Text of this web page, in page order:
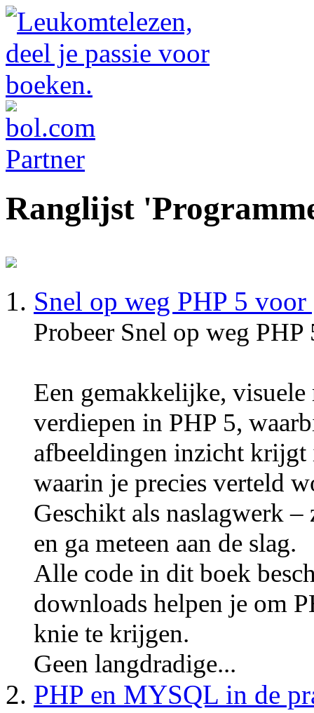
Ranglijst
Snel op weg PHP 5
Probeer Snel op weg
Een gemakkelijke,
verdiepen in PHP 5,
afbeeldingen inzicht krijgt
waarin je precies verteld
Geschikt als naslagwerk
en ga meteen aan de slag.
Alle code in dit boek
downloads helpen je om
knie te krijgen.
Geen langdradige...
PHP en MYSQL in de